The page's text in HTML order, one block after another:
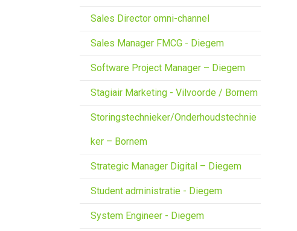
Sales Director omni-channel
Sales Manager FMCG - Diegem
Software Project Manager – Diegem
Stagiair Marketing - Vilvoorde / Bornem
Storingstechnieker/Onderhoudstechnie
ker – Bornem
Strategic Manager Digital – Diegem
Student administratie - Diegem
System Engineer - Diegem